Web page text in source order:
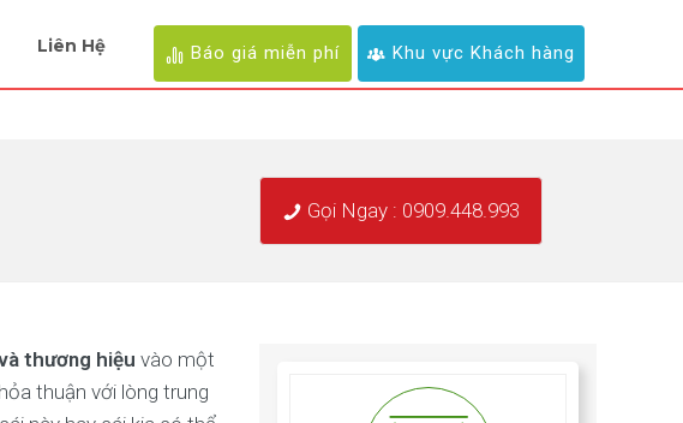
Liên Hệ Báo giá miễn phí Khu vực Khách hàng
Gọi Ngay : 0909.448.993
thương hiệu vào một
thuận với lòng trung